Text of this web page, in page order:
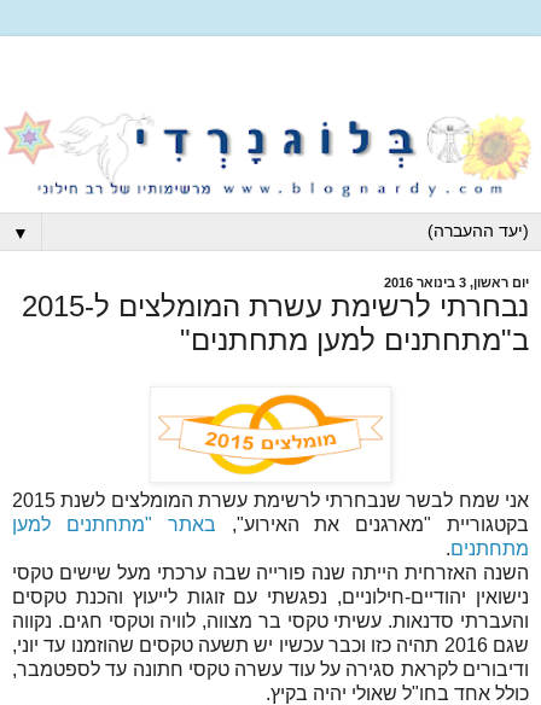
▼
יום ראשון, 3 בינואר 2016
נבחרתי לרשימת עשרת המומלצים ל-2015
ב"מתחתנים למען מתחתנים"
אני שמח לבשר שנבחרתי לרשימת עשרת המומלצים לשנת 2015
בקטגוריית "מארגנים את האירוע", באתר "מתחתנים למען
מתחתנים.
השנה האזרחית הייתה שנה פורייה שבה ערכתי מעל שישים טקסי
נישואין יהודיים-חילוניים, נפגשתי עם זוגות לייעוץ והכנת טקסים
והעברתי סדנאות. עשיתי טקסי בר מצווה, לוויה וטקסי חגים. נקווה
שגם 2016 תהיה כזו וכבר עכשיו יש תשעה טקסים שהוזמנו עד יוני,
ודיבורים לקראת סגירה על עוד עשרה טקסי חתונה עד לספטמבר,
כולל אחד בחו"ל שאולי יהיה בקיץ.